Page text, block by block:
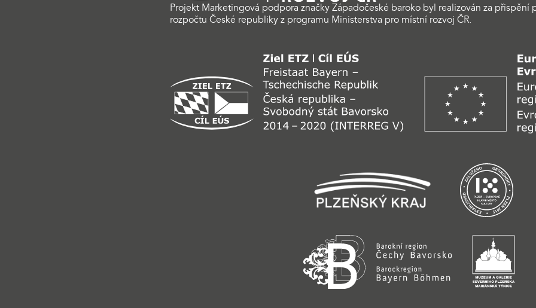
Projekt Marketingová podpora značky Západočeské baroko byl realizován za přispění
rozpočtu České republiky z programu Ministerstva pro místní rozvoj ČR.